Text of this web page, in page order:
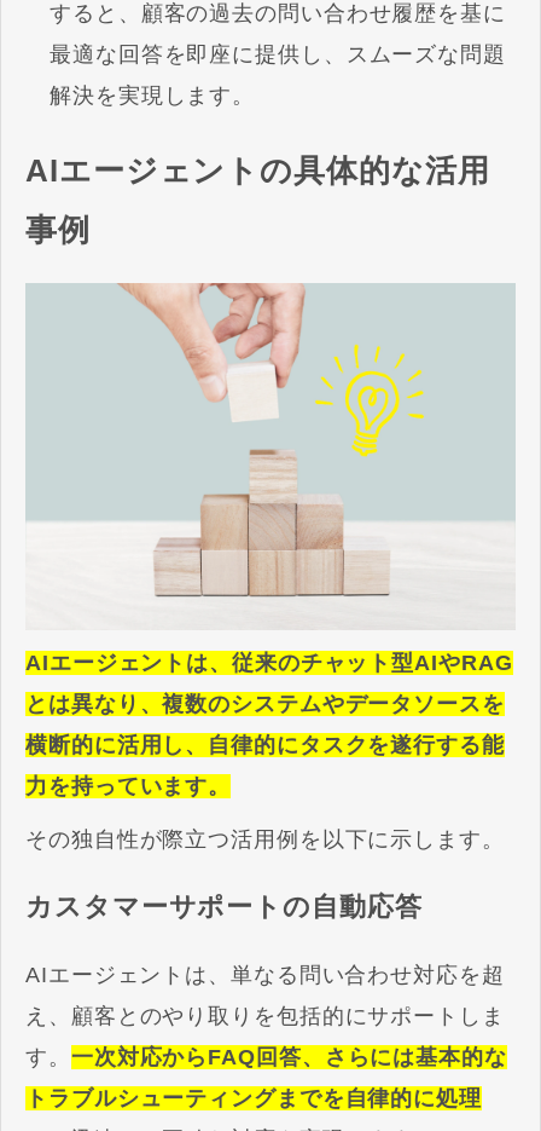
すると、顧客の過去の問い合わせ履歴を基に
最適な回答を即座に提供し、スムーズな問題
解決を実現します。
AIエージェントの具体的な活用
事例
AIエージェントは、従来のチャット型AIやRAG
とは異なり、複数のシステムやデータソースを
横断的に活用し、自律的にタスクを遂行する能
力を持っています。
その独自性が際立つ活用例を以下に示します。
カスタマーサポートの自動応答
AIエージェントは、単なる問い合わせ対応を超
え、顧客とのやり取りを包括的にサポートしま
す。 一次対応からFAQ回答、さらには基本的な
トラブルシューティングまでを自律的に処理